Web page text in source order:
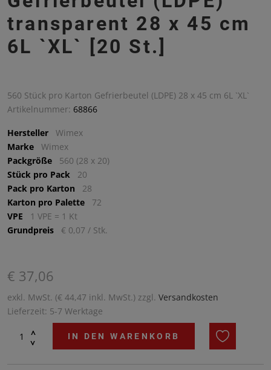
transparent 28 x 45 cm
6L `XL` [20 St.]
560 Stück pro Karton Gefrierbeutel (LDPE) 28 x 45 cm 6L `XL`
Artikelnummer: 68866
Hersteller
Wimex
Marke
Wimex
Packgröße
560 (28 x 20)
Stück pro Pack
20
Pack pro Karton
28
Karton pro Palette
72
VPE
1 VPE = 1 Kt
Grundpreis
€ 0,07 / Stk.
€ 37,06
exkl. MwSt. (€ 44,47 inkl. MwSt.) zzgl. Versandkosten
Lieferzeit: 5-7 Werktage
^
^
IN DEN WARENKORB